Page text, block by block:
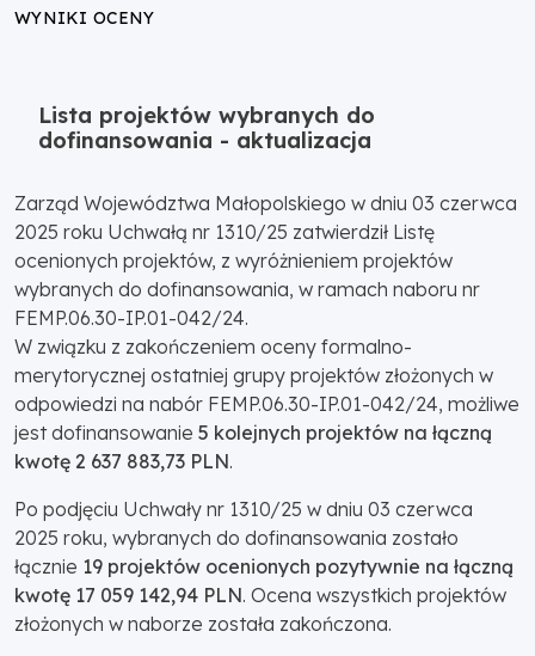
WYNIKI OCENY
Lista projektów wybranych do
dofinansowania - aktualizacja
Zarząd Województwa Małopolskiego w dniu 03 czerwca
2025 roku Uchwałą nr 1310/25 zatwierdził Listę
ocenionych projektów, z wyróżnieniem projektów
wybranych do dofinansowania, w ramach naboru nr
FEMP.06.30-IP.01-042/24.
W związku z zakończeniem oceny formalno-
merytorycznej ostatniej grupy projektów złożonych w
odpowiedzi na nabór FEMP.06.30-IP.01-042/24, możliwe
jest dofinansowanie 5 kolejnych projektów na łączną
kwotę 2 637 883,73 PLN.
Po podjęciu Uchwały nr 1310/25 w dniu 03 czerwca
2025 roku, wybranych do dofinansowania zostało
łącznie 19 projektów ocenionych pozytywnie na łączną
kwotę 17 059 142,94 PLN. Ocena wszystkich projektów
złożonych w naborze została zakończona.